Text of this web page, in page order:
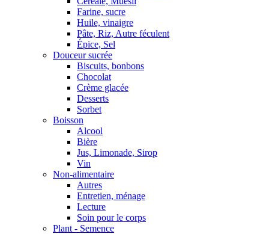
Farine, sucre
Huile, vinaigre
Pâte, Riz, Autre féculent
Épice, Sel
Douceur sucrée
Biscuits, bonbons
Chocolat
Crème glacée
Desserts
Sorbet
Boisson
Alcool
Bière
Jus, Limonade, Sirop
Vin
Non-alimentaire
Autres
Entretien, ménage
Lecture
Soin pour le corps
Plant - Semence